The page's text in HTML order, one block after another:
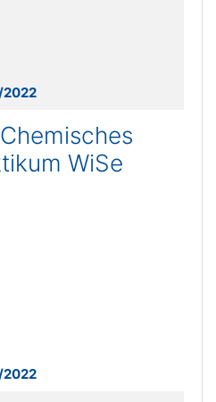
2022
WiSe
2022